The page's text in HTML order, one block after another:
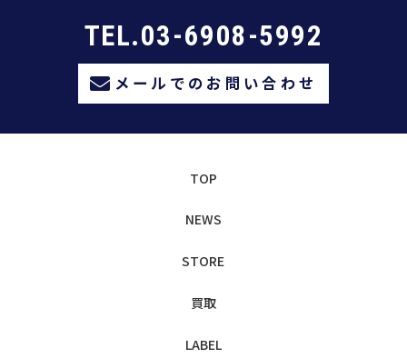
TEL.03-6908-5992
メールでのお問い合わせ
TOP
NEWS
STORE
買取
LABEL